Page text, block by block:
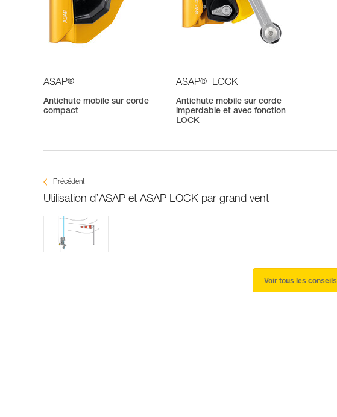
ASAP®
Antichute mobile sur corde
compact
ASAP® LOCK
Antichute mobile sur corde
imperdable et avec fonction
LOCK
Précédent
Utilisation d’ASAP et ASAP LOCK par grand vent
Voir tous les conseils